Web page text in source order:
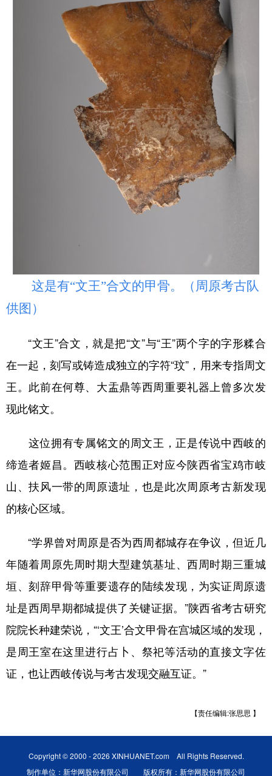
这是有“文王”合文的甲骨。（周原考古队
供图）
“文王”合文，就是把“文”与“王”两个字的字形糅合
在一起，刻写或铸造成独立的字符“玟”，用来专指周文
王。此前在何尊、大盂鼎等西周重要礼器上曾多次发
现此铭文。
这位拥有专属铭文的周文王，正是传说中西岐的
缔造者姬昌。西岐核心范围正对应今陕西省宝鸡市岐
山、扶风一带的周原遗址，也是此次周原考古新发现
的核心区域。
“学界曾对周原是否为西周都城存在争议，但近几
年随着周原先周时期大型建筑基址、西周时期三重城
垣、刻辞甲骨等重要遗存的陆续发现，为实证周原遗
址是西周早期都城提供了关键证据。”陕西省考古研究
院院长种建荣说，“‘文王’合文甲骨在宫城区域的发现，
是周王室在这里进行占卜、祭祀等活动的直接文字佐
证，也让西岐传说与考古发现交融互证。”
【责任编辑:张思思 】
Copyright © 2000 - 2026 XINHUANET.com All Rights Reserved.
制作单位：新华网股份有限公司 版权所有：新华网股份有限公司